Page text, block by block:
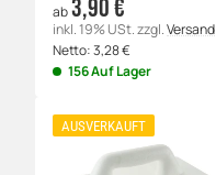
ab3,90 €
inkl. 19% USt.zzgl.Versand
Netto:3,28€
156 Auf Lager
AUSVERKAUFT